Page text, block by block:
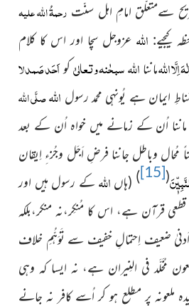
سےمتعلّق امامِ اہل سنّت رحمۃُ اللہ علیہ
کیجیے: اﷲ عزوجل سچا اور اس کا کلام
اِلَّا اﷲماننا اﷲسبحٰنہ وتعالیٰکواَحَد صَمد لا
ایمان ہے یُونہی محمد رسول اﷲصلَّی اللہ
اُن کے زمانے میں خواہ اُن کے بعد
مُحال وباطل جاننا فرضِ اَجَل وجُزءِ اِیقان
(
[15]
) (ہاں اﷲکے رسول ہیں اور
قرآن ہے، اس کا مُنکِر،نہ منکر،بلکہ
اَدنیٰ ضعیف اِحتمالِ خفیف سے تَوَہُّمِ خلاف
ملعون مُخَلَّد فی النِیران ہے، نہ ایسا کہ وہی
ملعونہ پر مطلع ہو کر اُسے کافر نہ جانے